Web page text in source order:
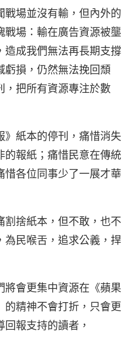
戰場並沒有輸，但內外的
戰場：輸在廣告資源被壟
造成我們無法再長期支撐
虧損，仍然無法挽回頹
，把所有資源專注於數
》紙本的停刊，痛惜消失
的報紙；痛惜民意在傳統
各位同事少了一展才華
捨紙本，但不敢，也不
為民喉舌，追求公義，捍
將會更集中資源在《蘋果
精神不會打折，只會更
報支持的讀者，